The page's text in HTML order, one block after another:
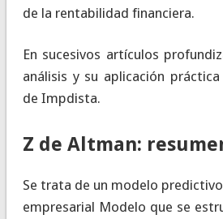
de la rentabilidad financiera.
En sucesivos artículos
análisis y su aplicación
de Impdista.
Z de Altman:
Se trata de un modelo
empresarial Modelo que se